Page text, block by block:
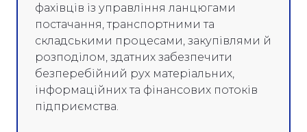
фахівців із управління ланцюгами
постачання, транспортними та
складськими процесами, закупівлями й
розподілом, здатних забезпечити
безперебійний рух матеріальних,
інформаційних та фінансових потоків
підприємства.